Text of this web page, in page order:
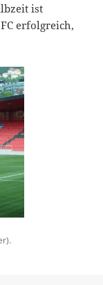
ist
erfolgreich,